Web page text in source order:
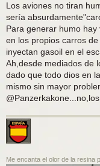
Los aviones no tiran
sería
Para generar humo
en los propios carros
inyectan gasoil en el
Ah,desde mediados de
dado que todo dios en
mismo sin mayor
Me encanta el olor de la resina